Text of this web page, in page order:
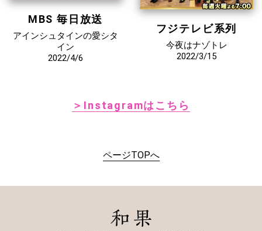
MBS 毎日放送
アインシュタインの愛シタ
イン
2022/4/6
フジテレビ系列
今夜はナゾトレ
2022/3/15
＞Instagramはこちら
ページTOPへ